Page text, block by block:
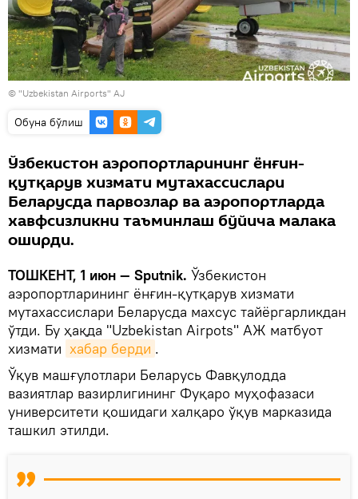
© "Uzbekistan Airports" AJ
Oбуна бўлиш
Ўзбекистон аэропортларининг ёнғин-
қутқарув хизмати мутахассислари
Беларусда парвозлар ва аэропортларда
хавфсизликни таъминлаш бўйича малака
оширди.
ТОШКЕНТ, 1 июн — Sputnik. Ўзбекистон
аэропортларининг ёнғин-қутқарув хизмати
мутахассислари Беларусда махсус тайёргарликдан
ўтди. Бу ҳақда "Uzbekistan Airpots" АЖ матбуот
хизмати хабар берди .
Ўқув машғулотлари Беларусь Фавқулодда
вазиятлар вазирлигининг Фуқаро муҳофазаси
университети қошидаги халқаро ўқув марказида
ташкил этилди.